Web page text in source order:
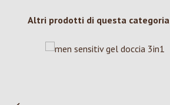
Salta la galleria dei prodotti
Altri prodotti di questa categoria